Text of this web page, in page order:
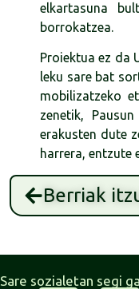
elkartasuna
borrokatzea.
Proiektua ez da
leku sare bat
mobilizatzeko
zenetik,
erakusten dute
harrera, entzute
Berriak
Sare sozialetan segi